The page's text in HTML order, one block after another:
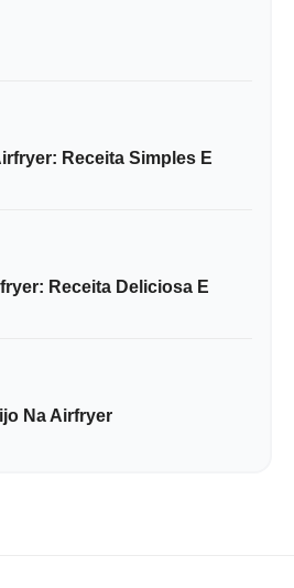
Receita Simples E
Receita Deliciosa E
Na Airfryer